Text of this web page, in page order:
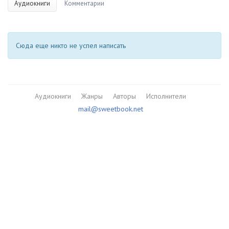
Аудиокниги Комментарии
Сюда еще никто не успел написать
Аудиокниги Жанры Авторы
Исполнители
mail@sweetbook.net